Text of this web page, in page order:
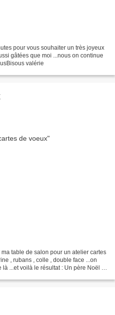
pour vous souhaiter un très joyeux
gâtées que moi ...nous on continue
valérie
table de salon pour un atelier cartes
, rubans , colle , double face ...on
...et voilà le résultat : Un père Noël :